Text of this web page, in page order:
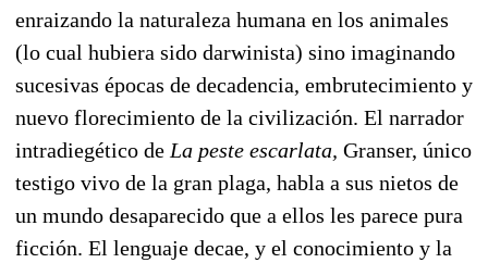
enraizando la naturaleza humana en los animales
(lo cual hubiera sido darwinista) sino imaginando
sucesivas épocas de decadencia, embrutecimiento y
nuevo florecimiento de la civilización. El narrador
intradiegético de La peste escarlata, Granser, único
testigo vivo de la gran plaga, habla a sus nietos de
un mundo desaparecido que a ellos les parece pura
ficción. El lenguaje decae, y el conocimiento y la